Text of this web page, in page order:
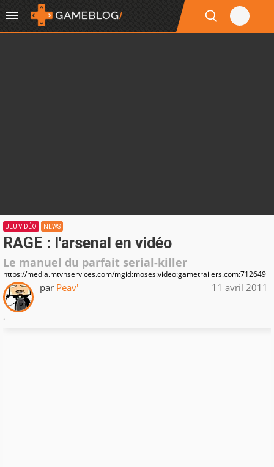
JEU VIDÉO NEWS
RAGE : l'arsenal en vidéo
Le manuel du parfait serial-killer
https://media.mtvnservices.com/mgid:moses:video:gametrailers.com:712649
par Peav' 11 avril 2011
.